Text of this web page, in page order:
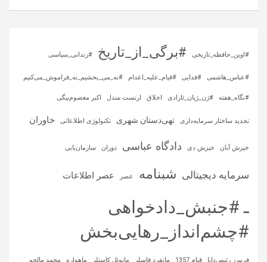
#اوین_حافظه_تاریخی #برگی_از_تاریخ #زندانی_سیاسی
#عباس_هاشمی #فدایی #قیام_علیه_اعدام #نه_می_بخشیم_نه_فراموش_می‌کنیم
#نگاه_هفته #ژن_ژیان_ئازادی اخلاق ارنست مندل اکبر معصوم‌بیگی
تجدید ساختار سرمایه‌داری تهی‌دستان شهری تکنولوژی اطلاعاتی خاوران
خیزش آبان خیزش دی دادگاه عباسی دوران سازمان‌یابی
سرمایه‌ دیجیتالی شبنامه عصر عصر اطلاعات
ـ #جنبش_دادخواهی
#چشم‌انداز_رهایی‌بخش
فریبرز رئیس‌دانا قیام 1357 مانفرد فاسلر مانوئل کاستلز ماهواره‌ محمد مالجو